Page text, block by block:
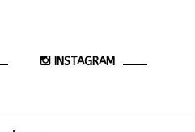
INSTAGRAM